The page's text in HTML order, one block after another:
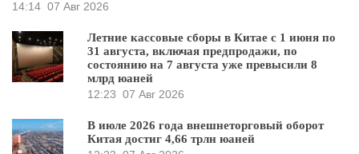
14:14 07 Авг 2026
Летние кассовые сборы в Китае с 1 июня по
31 августа, включая предпродажи, по
состоянию на 7 августа уже превысили 8
млрд юаней
12:23 07 Авг 2026
В июле 2026 года внешнеторговый оборот
Китая достиг 4,66 трлн юаней